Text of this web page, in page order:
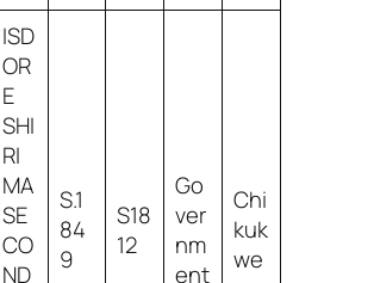
ISD
OR
E
SHI
RI
MA
SE
CO
ND
S.1
84
9
S18
12
Go
ver
nm
ent
Chi
kuk
we